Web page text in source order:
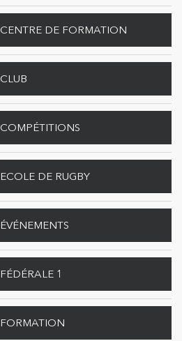
CENTRE DE FORMATION
CLUB
COMPÉTITIONS
ECOLE DE RUGBY
ÉVÉNEMENTS
FÉDÉRALE 1
FORMATION